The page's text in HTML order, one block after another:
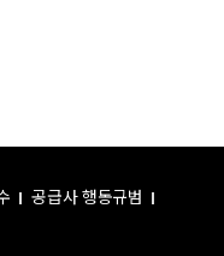
공급사 행동규범